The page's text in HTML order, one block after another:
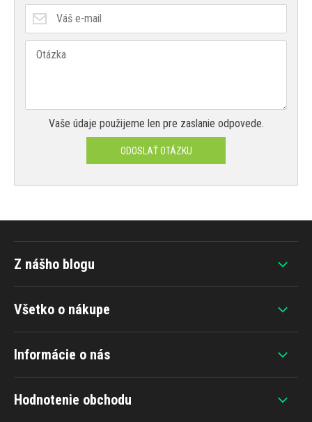
Vaše údaje použijeme len pre zaslanie odpovede.
ODOSLAŤ OTÁZKU
Všetko o nákupe
Informácie o nás
Hodnotenie obchodu
Z nášho blogu